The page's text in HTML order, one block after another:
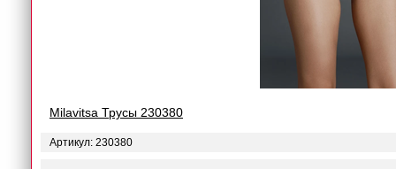
Milavitsa Трусы 230380
Артикул: 230380